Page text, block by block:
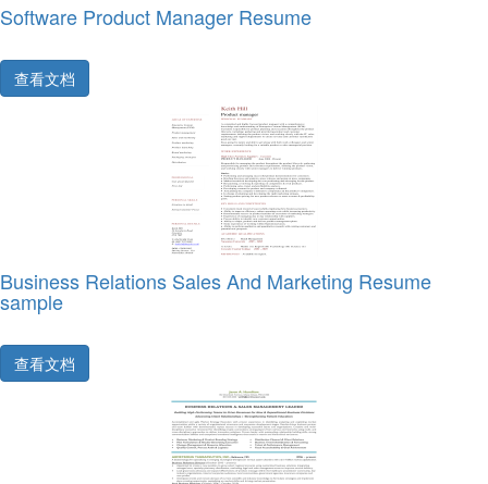
Software Product Manager Resume
查看文档
Business Relations Sales And Marketing Resume
sample
查看文档